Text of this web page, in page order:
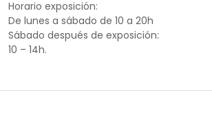
Horario exposición:
De lunes a sábado de 10 a 20h
Sábado después de exposición:
10 – 14h.